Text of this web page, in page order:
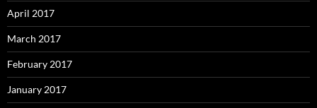
April 2017
March 2017
February 2017
January 2017